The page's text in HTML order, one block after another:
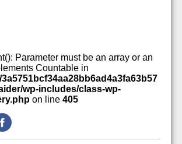
Parameter must be an array or an
Countable in
wp-includes/class-wp-
on line 405